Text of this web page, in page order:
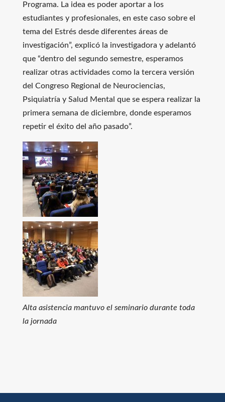
Programa. La idea es poder aportar a los
estudiantes y profesionales, en este caso sobre el
tema del Estrés desde diferentes áreas de
investigación”, explicó la investigadora y adelantó
que “dentro del segundo semestre, esperamos
realizar otras actividades como la tercera versión
del Congreso Regional de Neurociencias,
Psiquiatría y Salud Mental que se espera realizar la
primera semana de diciembre, donde esperamos
repetir el éxito del año pasado”.
Alta asistencia mantuvo el seminario durante toda
la jornada